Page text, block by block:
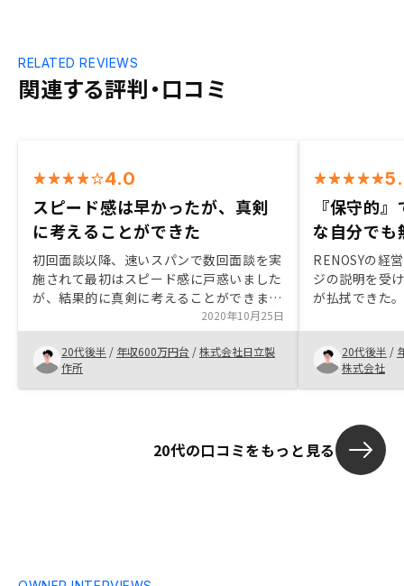
関連する評判・口コミ
RELATED REVIEWS
4.0
スピード感は早かったが、真剣
に考えることができた
初回面談以降、速いスパンで数回面談を実
施されて最初はスピード感に戸惑いました
が、結果的に真剣に考えることができまし
た。 私の場合は初めての不動産投資でわ
からないということが大きな不安要素でし
たが、メリットやリスクの説明を丁寧にし
ていただき、これなら許容できると判断し
て購入しました。
2020年10月25日
20代後半 / 年収600万円台 /株式会社日立製
作所
『保守的
な自分でも
RENOSYの経
ジの説明を受
が払拭できた
明らかである
る某積立を解
る予定。
20代後半 /
株式会社
20代の口コミをもっと見る